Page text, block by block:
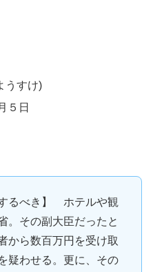
うすけ)
５日
るべき】 ホテルや観
。その副大臣だったと
から数百万円を受け取
疑わせる。更に、その